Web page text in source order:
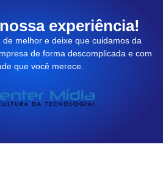
experiência!
melhor e deixe que cuidamos da
de forma descomplicada e com
que você merece.